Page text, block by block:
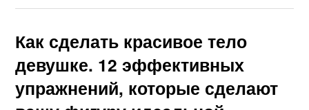
Как сделать красивое тело
девушке. 12 эффективных
упражнений, которые сделают